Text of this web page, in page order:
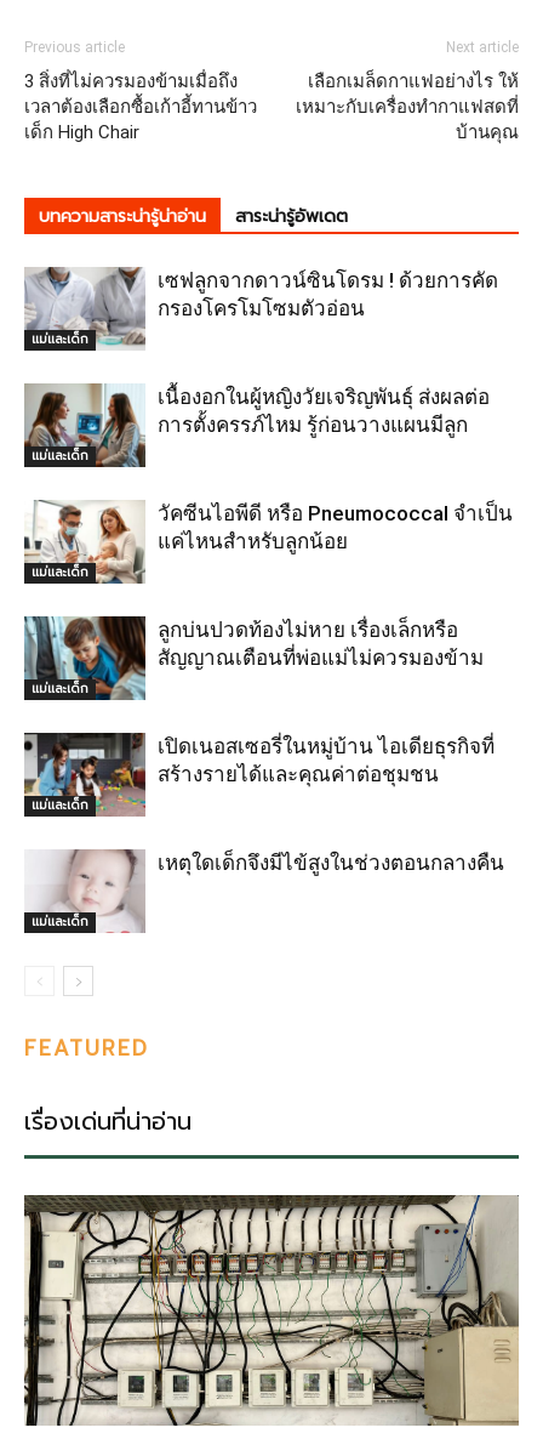
Previous article
3 สิ่งที่ไม่ควรมองข้ามเมื่อถึง
เวลาต้องเลือกซื้อเก้าอี้ทานข้าว
เด็ก High Chair
Next article
เลือกเมล็ดกาแฟอย่างไร ให้
เหมาะกับเครื่องทำกาแฟสดที่
บ้านคุณ
บทความสาระน่ารู้น่าอ่าน สาระน่ารู้อัพเดต
แม่และเด็ก
เซฟลูกจากดาวน์ซินโดรม ! ด้วยการคัด
กรองโครโมโซมตัวอ่อน
แม่และเด็ก
เนื้องอกในผู้หญิงวัยเจริญพันธุ์ ส่งผลต่อ
การตั้งครรภ์ไหม รู้ก่อนวางแผนมีลูก
แม่และเด็ก
วัคซีนไอพีดี หรือ Pneumococcal จำเป็น
แค่ไหนสำหรับลูกน้อย
แม่และเด็ก
ลูกบ่นปวดท้องไม่หาย เรื่องเล็กหรือ
สัญญาณเตือนที่พ่อแม่ไม่ควรมองข้าม
แม่และเด็ก
เปิดเนอสเซอรี่ในหมู่บ้าน ไอเดียธุรกิจที่
สร้างรายได้และคุณค่าต่อชุมชน
แม่และเด็ก
เหตุใดเด็กจึงมีไข้สูงในช่วงตอนกลางคืน
FEATURED
เรื่องเด่นที่น่าอ่าน